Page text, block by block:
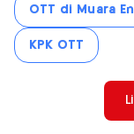
OTT di Muara
KPK OTT